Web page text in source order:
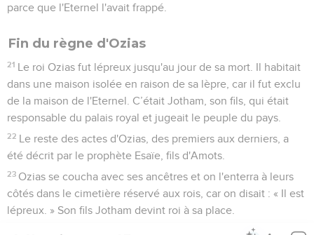
parce que l'Eternel l'avait frappé.
Fin du règne d'Ozias
21 Le roi Ozias fut lépreux jusqu'au jour de sa mort. Il habitait
dans une maison isolée en raison de sa lèpre, car il fut exclu
de la maison de l'Eternel. C’était Jotham, son fils, qui était
responsable du palais royal et jugeait le peuple du pays.
22 Le reste des actes d'Ozias, des premiers aux derniers, a
été décrit par le prophète Esaïe, fils d'Amots.
23 Ozias se coucha avec ses ancêtres et on l'enterra à leurs
côtés dans le cimetière réservé aux rois, car on disait : « Il est
lépreux. » Son fils Jotham devint roi à sa place.